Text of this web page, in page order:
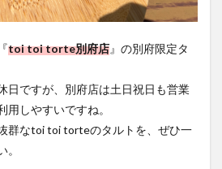
toi toi torte別府店』の別府限定タ
日ですが、別府店は土日祝日も営業
用しやすいですね。
群なtoi toi torteのタルトを、ぜひ一
。